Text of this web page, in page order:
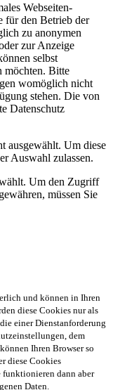
Webseiten-
für den Betrieb der
zu anonymen
zur Anzeige
selbst
möchten. Bitte
womöglich nicht
stehen. Die von
Datenschutz
ausgewählt. Um diese
Auswahl zulassen.
Um den Zugriff
müssen Sie
und können in Ihren
diese Cookies nur als
einer Dienstanforderung
dem
Ihren Browser so
diese Cookies
funktionieren dann aber
Daten.